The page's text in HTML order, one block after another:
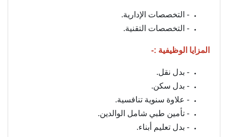
- التخصصات الإدارية.
- التخصصات التقنية.
المزايا الوظيفية :-
- بدل نقل.
- بدل سكن.
- علاوة سنوية تنافسية.
- تأمين طبي شامل الوالدين.
- بدل تعليم أبناء.